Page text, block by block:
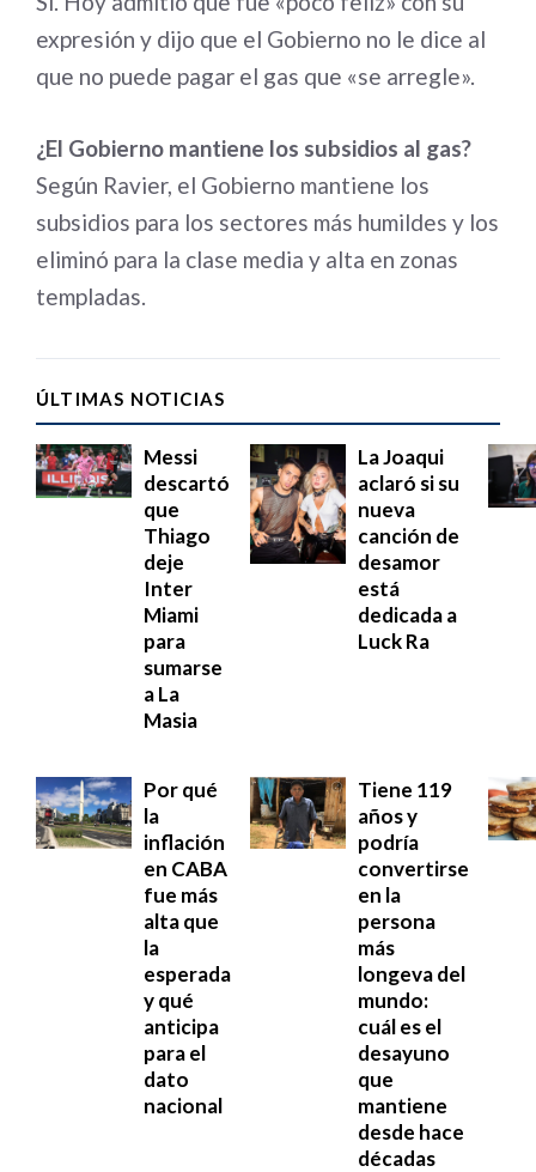
expresión y dijo que el Gobierno no le dice al
que no puede pagar el gas que «se arregle».
¿El Gobierno mantiene los subsidios al gas?
Según Ravier, el Gobierno mantiene los
subsidios para los sectores más humildes y los
eliminó para la clase media y alta en zonas
templadas.
ÚLTIMAS NOTICIAS
Messi
descartó
que
Thiago
deje
Inter
Miami
para
sumarse
a La
Masia
La Joaqui
aclaró si su
nueva
canción de
desamor
está
dedicada a
Luck Ra
Por qué
la
inflación
en CABA
fue más
alta que
la
esperada
y qué
anticipa
para el
dato
nacional
Tiene 119
años y
podría
convertirse
en la
persona
más
longeva del
mundo:
cuál es el
desayuno
que
mantiene
desde hace
décadas